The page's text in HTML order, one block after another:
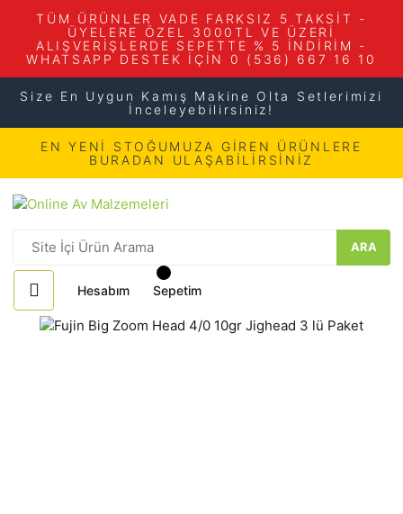
TÜM ÜRÜNLER VADE FARKSIZ 5 TAKSİT -
ÜYELERE ÖZEL 3000TL VE ÜZERİ
ALIŞVERİŞLERDE SEPETTE % 5 İNDİRİM -
WHATSAPP DESTEK İÇİN 0 (536) 667 16 10
Size En Uygun Kamış Makine Olta Setlerimizi
İnceleyebilirsiniz!
EN YENİ STOĞUMUZA GİREN ÜRÜNLERE
BURADAN ULAŞABİLİRSİNİZ
ARA
Hesabım Sepetim